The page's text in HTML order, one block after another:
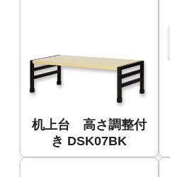
机上台 高さ調整付
き DSK07BK